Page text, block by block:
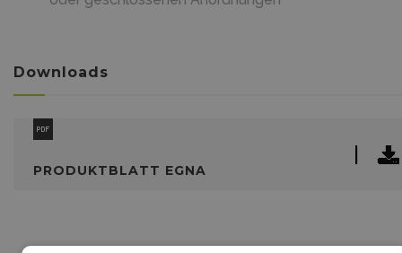
Downloads
PRODUKTBLATT EGNA